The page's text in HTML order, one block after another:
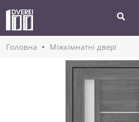
Головнa Міжкімнатні двері